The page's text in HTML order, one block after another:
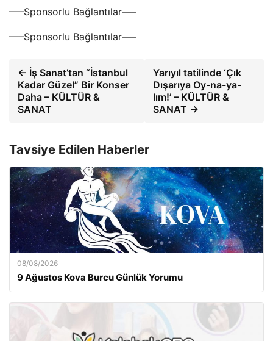
—–Sponsorlu Bağlantılar—–
—–Sponsorlu Bağlantılar—–
← İş Sanat’tan “İstanbul
Kadar Güzel” Bir Konser
Daha – KÜLTÜR &
SANAT
Yarıyıl tatilinde ‘Çık
Dışarıya Oy-na-ya-
lım!’ – KÜLTÜR &
SANAT →
Tavsiye Edilen Haberler
08/08/2026
9 Ağustos Kova Burcu Günlük Yorumu